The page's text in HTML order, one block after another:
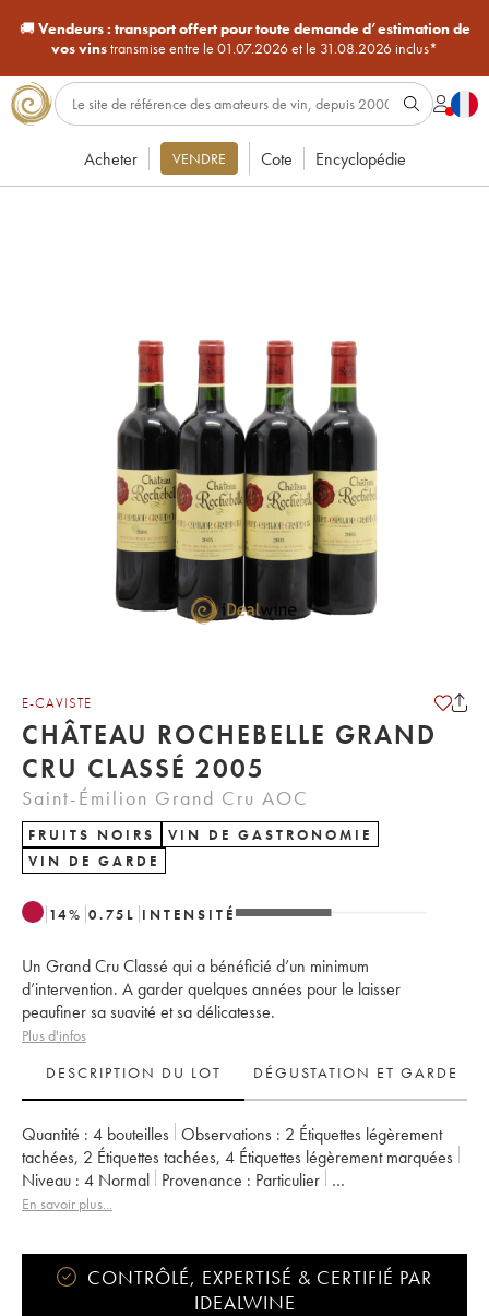
🚚Vendeurs : transport offert pour toute demande d’estimation de
vos vinstransmise entre le 01.07.2026 et le 31.08.2026 inclus*
Acheter VENDRE Cote Encyclopédie
E-CAVISTE
CHÂTEAU ROCHEBELLE GRAND
CRU CLASSÉ 2005
Saint-Émilion Grand Cru AOC
FRUITS NOIRS
VIN DE GASTRONOMIE
VIN DE GARDE
14% 0.75 L INTENSITÉ
Un Grand Cru Classé qui a bénéficié d’un minimum
d’intervention. A garder quelques années pour le laisser
peaufiner sa suavité et sa délicatesse.
Plus d'infos
DESCRIPTION DU LOT
DÉGUSTATION ET GARDE
Quantité : 4 bouteilles Observations : 2 Étiquettes légèrement
tachées, 2 Étiquettes tachées, 4 Étiquettes légèrement marquées
Niveau : 4 Normal Provenance : particulier
TVA récupérable :
Classement :
Grand Cru Classé Propriétaire : Famille Faniest
En savoir plus...
CONTRÔLÉ, EXPERTISÉ & CERTIFIÉ PAR
IDEALWINE